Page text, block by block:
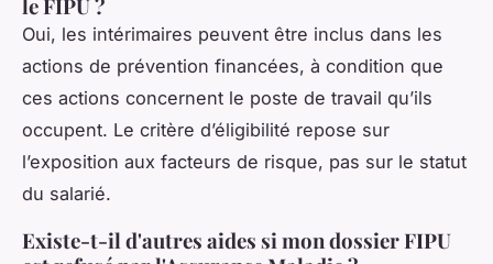
le FIPU ?
Oui, les intérimaires peuvent être inclus dans les
actions de prévention financées, à condition que
ces actions concernent le poste de travail qu’ils
occupent. Le critère d’éligibilité repose sur
l’exposition aux facteurs de risque, pas sur le statut
du salarié.
Existe-t-il d'autres aides si mon dossier FIPU